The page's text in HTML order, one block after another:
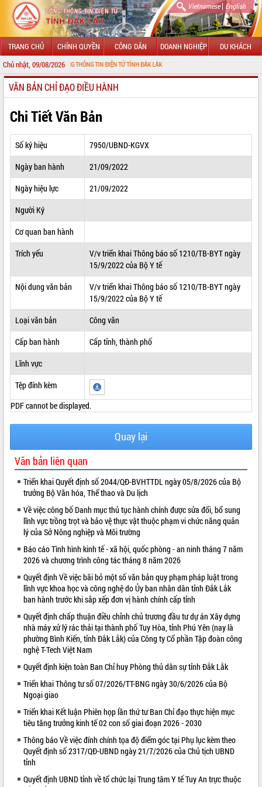
Vietnamese| English
TRANG CHỦ CHÍNH QUYỀN CÔNG DÂN DOANH NGHIỆP DU KHÁCH
Chủ nhật, 09/08/2026
ĐẾN VỚI CỔNG THÔNG TIN ĐIỆN TỬ TỈNH ĐẮK LẮK
GIỚI THIỆU
LÃNH ĐẠO UBND TỈNH
TIN TỨC SỰ KIỆN
SỞ, BAN, NGÀNH
THÔNG TIN CHỈ ĐẠO ĐIỀU HÀNH
HỆ THỐNG VĂN BẢN
VĂN BẢN HĐND TỈNH
ĐIỂM TIN VĂN BẢN
VIDEO
Trailer Lễ hội Sầu riêng Đắk Lắk năm
2026
Khám bệnh, cấp phát thuốc miễn phí
và tặng quà người dân xã Cư Pui
Hội nghị UBND tỉnh Đắk Lắk thường kỳ
tháng 7/2026
Lễ truy tặng danh hiệu “Bà Mẹ Việt
Nam Anh hùng” và trao Huân chương
Lao động
UBND tỉnh Đắk Lắk triển khai nhiệm
ALBUM ẢNH
VĂN BẢN CHỈ ĐẠO ĐIỀU HÀNH
Chi Tiết Văn Bản
Số ký hiệu
7950/UBND-KGVX
Ngày ban hành
21/09/2022
Ngày hiệu lực
21/09/2022
Người Ký
Cơ quan ban hành
Trích yếu
V/v triển khai Thông báo số 1210/TB-BYT ngày
15/9/2022 của Bộ Y tế
Nội dung văn bản
V/v triển khai Thông báo số 1210/TB-BYT ngày
15/9/2022 của Bộ Y tế
Loại văn bản
Công văn
Cấp ban hành
Cấp tỉnh, thành phố
Lĩnh vực
Tệp đính kèm
PDF cannot be displayed.
Quay lại
Văn bản liên quan
Triển khai Quyết định số 2044/QĐ-BVHTTDL ngày 05/8/2026 của Bộ
trưởng Bộ Văn hóa, Thể thao và Du lịch
Về việc công bố Danh mục thủ tục hành chính được sửa đổi, bổ sung
lĩnh vực trồng trọt và bảo vệ thực vật thuộc phạm vi chức năng quản
lý của Sở Nông nghiệp và Môi trường
Báo cáo Tình hình kinh tế - xã hội, quốc phòng - an ninh tháng 7 năm
2026 và chương trình công tác tháng 8 năm 2026
Quyết định Về việc bãi bỏ một số văn bản quy phạm pháp luật trong
lĩnh vực khoa học và công nghệ do Ủy ban nhân dân tỉnh Đắk Lắk
ban hành trước khi sắp xếp đơn vị hành chính cấp tỉnh
Quyết định chấp thuận điều chỉnh chủ trương đầu tư dự án Xây dựng
nhà máy xử lý rác thải tại thành phố Tuy Hòa, tỉnh Phú Yên (nay là
phường Bình Kiến, tỉnh Đắk Lắk) của Công ty Cổ phần Tập đoàn công
nghệ T-Tech Việt Nam
Quyết định kiện toàn Ban Chỉ huy Phòng thủ dân sự tỉnh Đắk Lắk
Triển khai Thông tư số 07/2026/TT-BNG ngày 30/6/2026 của Bộ
Ngoại giao
Triển khai Kết luận Phiên họp lần thứ tư Ban Chỉ đạo thực hiện mục
tiêu tăng trưởng kinh tế 02 con số giai đoạn 2026 - 2030
Thông báo Về việc đính chính tọa độ điểm góc tại Phụ lục kèm theo
Quyết định số 2317/QĐ-UBND ngày 21/7/2026 của Chủ tịch UBND
tỉnh
Quyết định UBND tỉnh về tổ chức lại Trung tâm Y tế Tuy An trực thuộc